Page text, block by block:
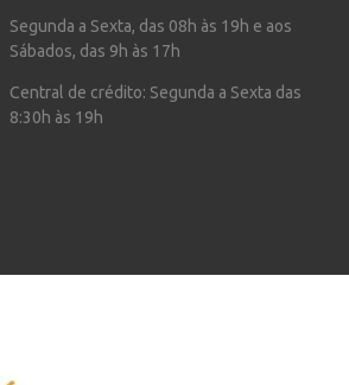
Segunda a Sexta, das 08h às 19h e aos
Sábados, das 9h às 17h
Central de crédito: Segunda a Sexta das
8:30h às 19h